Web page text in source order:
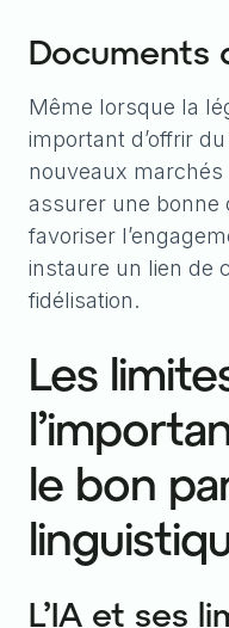
Documents
Même lorsque la
important d’offrir
nouveaux
assurer une bonne
favoriser
instaure un lien de
fidélisation.
Les
le bon
L’IA et ses